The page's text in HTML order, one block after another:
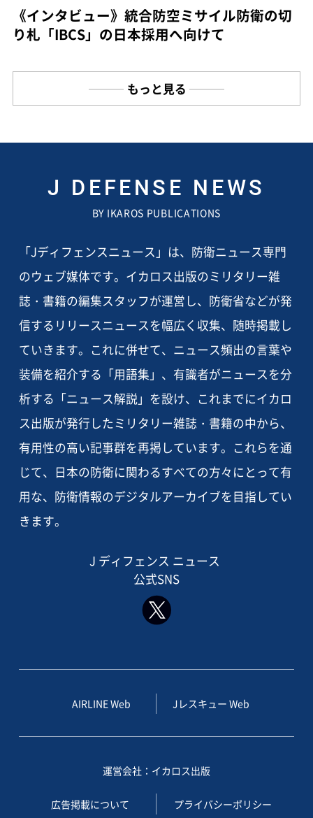
《インタビュー》統合防空ミサイル防衛の切
り札「IBCS」の日本採用へ向けて
もっと見る
J DEFENSE NEWS
BY IKAROS PUBLICATIONS
「Jディフェンスニュース」は、防衛ニュース専門
のウェブ媒体です。イカロス出版のミリタリー雑
誌・書籍の編集スタッフが運営し、防衛省などが発
信するリリースニュースを幅広く収集、随時掲載し
ていきます。これに併せて、ニュース頻出の言葉や
装備を紹介する「用語集」、有識者がニュースを分
析する「ニュース解説」を設け、これまでにイカロ
ス出版が発行したミリタリー雑誌・書籍の中から、
有用性の高い記事群を再掲しています。これらを通
じて、日本の防衛に関わるすべての方々にとって有
用な、防衛情報のデジタルアーカイブを目指してい
きます。
J ディフェンス ニュース
公式SNS
AIRLINE Web Jレスキュー Web
運営会社：イカロス出版
広告掲載について プライバシーポリシー